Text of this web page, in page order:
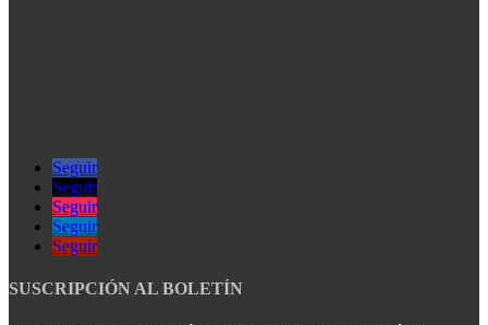
Seguir
Seguir
Seguir
Seguir
Seguir
SUSCRIPCIÓN AL BOLETÍN